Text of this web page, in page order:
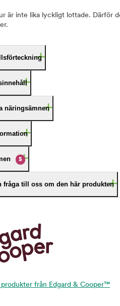
är inte lika lyckligt lottade. Därför
näringsämnen
5
fråga till oss om den här produkten
produkter från Edgard & Cooper™